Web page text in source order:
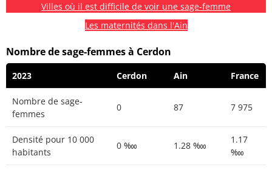
Villes où il est difficile de voir une sage-femme
Les maternités dans l'Ain
Nombre de sage-femmes à Cerdon
2023 Cerdon Ain France
Nombre de sage-
femmes
0 87 7 975
Densité pour 10 000
habitants
0 ‱ 1.28 ‱
1.17
‱